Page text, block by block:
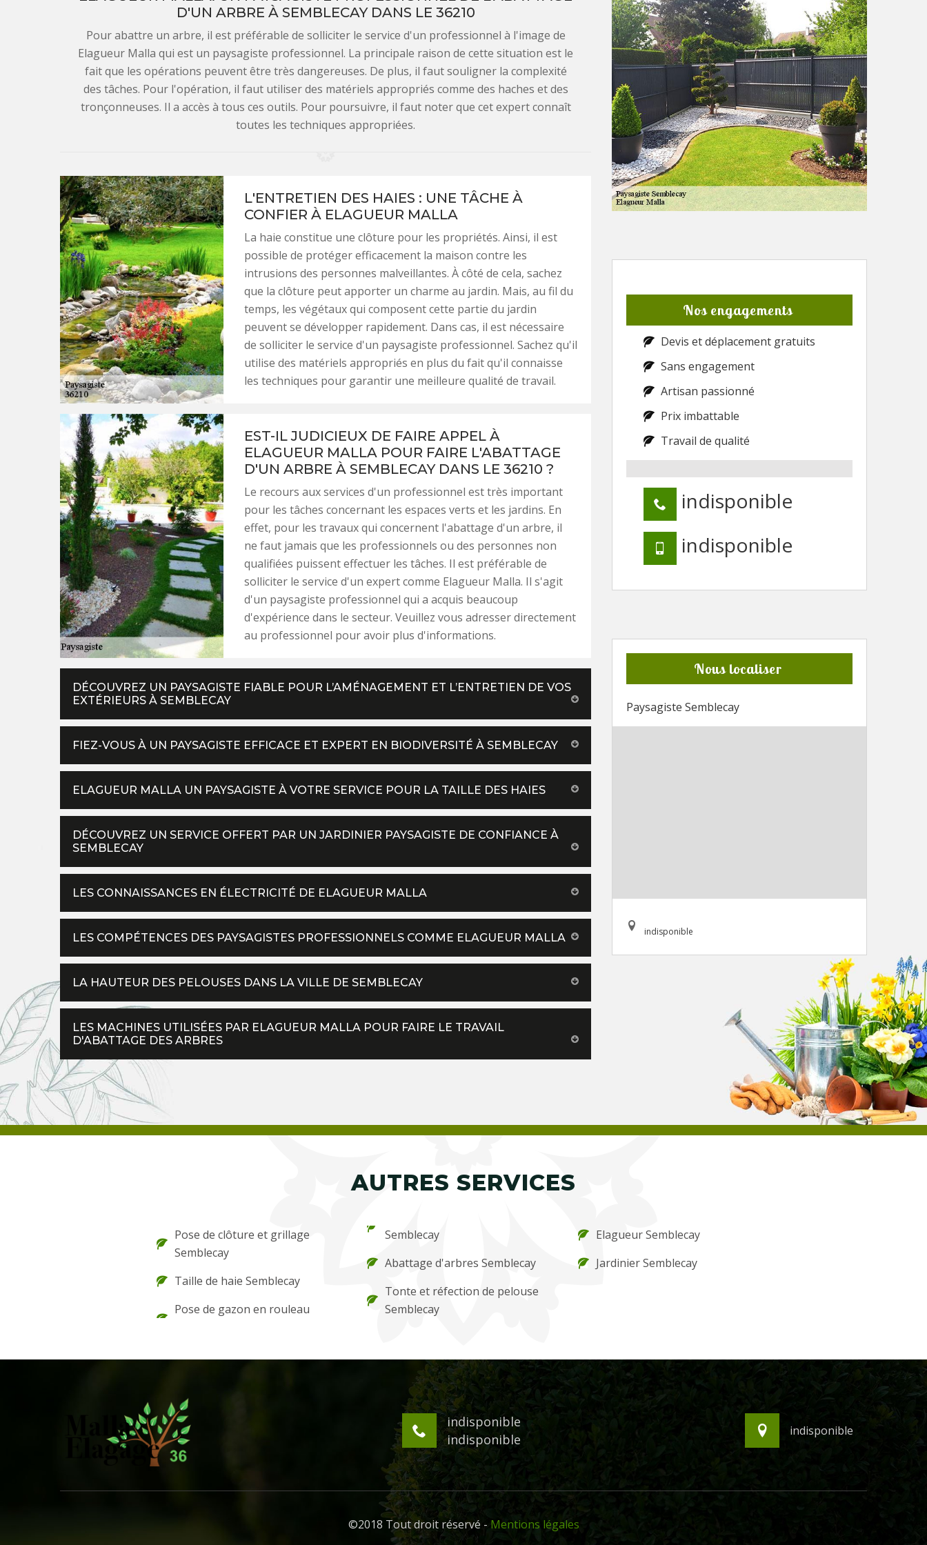
D'UN ARBRE À SEMBLECAY DANS LE 36210
Pour abattre un arbre, il est préférable de solliciter le service d'un professionnel à l'image de
Elagueur Malla qui est un paysagiste professionnel. La principale raison de cette situation est le
fait que les opérations peuvent être très dangereuses. De plus, il faut souligner la complexité
des tâches. Pour l'opération, il faut utiliser des matériels appropriés comme des haches et des
tronçonneuses. Il a accès à tous ces outils. Pour poursuivre, il faut noter que cet expert connaît
toutes les techniques appropriées.
L'ENTRETIEN DES HAIES : UNE TÂCHE À
CONFIER À ELAGUEUR MALLA
La haie constitue une clôture pour les propriétés. Ainsi, il est
possible de protéger efficacement la maison contre les
intrusions des personnes malveillantes. À côté de cela, sachez
que la clôture peut apporter un charme au jardin. Mais, au fil du
temps, les végétaux qui composent cette partie du jardin
peuvent se développer rapidement. Dans cas, il est nécessaire
de solliciter le service d'un paysagiste professionnel. Sachez qu'il
utilise des matériels appropriés en plus du fait qu'il connaisse
les techniques pour garantir une meilleure qualité de travail.
EST-IL JUDICIEUX DE FAIRE APPEL À
ELAGUEUR MALLA POUR FAIRE L'ABATTAGE
D'UN ARBRE À SEMBLECAY DANS LE 36210 ?
Le recours aux services d'un professionnel est très important
pour les tâches concernant les espaces verts et les jardins. En
effet, pour les travaux qui concernent l'abattage d'un arbre, il
ne faut jamais que les professionnels ou des personnes non
qualifiées puissent effectuer les tâches. Il est préférable de
solliciter le service d'un expert comme Elagueur Malla. Il s'agit
d'un paysagiste professionnel qui a acquis beaucoup
d'expérience dans le secteur. Veuillez vous adresser directement
au professionnel pour avoir plus d'informations.
DÉCOUVREZ UN PAYSAGISTE FIABLE POUR L’AMÉNAGEMENT ET L’ENTRETIEN DE VOS
EXTÉRIEURS À SEMBLECAY
FIEZ-VOUS À UN PAYSAGISTE EFFICACE ET EXPERT EN BIODIVERSITÉ À SEMBLECAY
ELAGUEUR MALLA UN PAYSAGISTE À VOTRE SERVICE POUR LA TAILLE DES HAIES
DÉCOUVREZ UN SERVICE OFFERT PAR UN JARDINIER PAYSAGISTE DE CONFIANCE À
SEMBLECAY
LES CONNAISSANCES EN ÉLECTRICITÉ DE ELAGUEUR MALLA
LES COMPÉTENCES DES PAYSAGISTES PROFESSIONNELS COMME ELAGUEUR MALLA
LA HAUTEUR DES PELOUSES DANS LA VILLE DE SEMBLECAY
LES MACHINES UTILISÉES PAR ELAGUEUR MALLA POUR FAIRE LE TRAVAIL
D'ABATTAGE DES ARBRES
Nos engagements
Devis et déplacement gratuits
Sans engagement
Artisan passionné
Prix imbattable
Travail de qualité
indisponible
indisponible
Nous localiser
Paysagiste Semblecay
indisponible
AUTRES SERVICES
Pose de clôture et grillage
Semblecay
Taille de haie Semblecay
Pose de gazon en rouleau
Semblecay
Abattage d'arbres Semblecay
Tonte et réfection de pelouse
Semblecay
Elagueur Semblecay
Jardinier Semblecay
indisponible
indisponible
indisponible
©2018 Tout droit réservé - Mentions légales